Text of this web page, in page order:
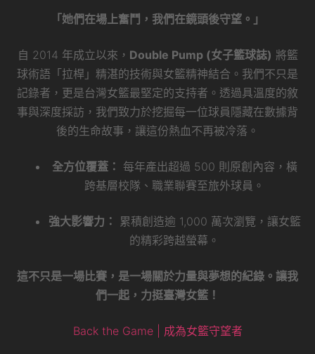
「她們在場上奮鬥，我們在鏡頭後守望。」
自 2014 年成立以來， Double Pump (女子籃球誌) 將籃
球術語「拉桿」精湛的技術與女籃精神結合。我們不只是
記錄者，更是台灣女籃最堅定的支持者。透過具溫度的敘
事與深度採訪，我們致力於挖掘每一位球員隱藏在數據背
後的生命故事，讓這份熱血不再被冷落。
全方位覆蓋： 每年產出超過 500 則原創內容，橫
跨基層校隊、職業聯賽至旅外球員。
強大影響力：
累積創造逾 1,000 萬次瀏覽，讓女籃
的精彩跨越螢幕。
這不只是一場比賽，是一場關於力量與夢想的紀錄。讓我
們一起，力挺臺灣女籃！
Back the Game | 成為女籃守望者